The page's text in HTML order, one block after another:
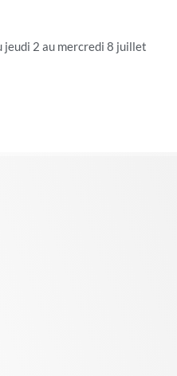
jeudi 2 au mercredi 8 juillet